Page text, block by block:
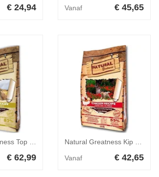
€ 24,94 Vanaf € 45,65
€ 62,99 Vanaf € 42,65